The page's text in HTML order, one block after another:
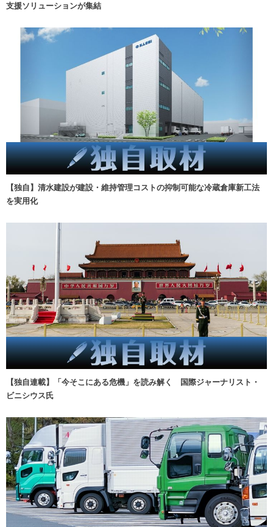
支援ソリューションが集結
【独自】清水建設が建設・維持管理コストの抑制可能な冷蔵倉庫新工法
を実用化
【独自連載】「今そこにある危機」を読み解く 国際ジャーナリスト・
ビニシウス氏